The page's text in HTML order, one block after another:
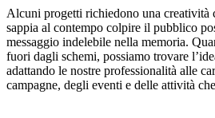
Alcuni progetti richiedono una creatività
sappia al contempo colpire il pubblico
messaggio indelebile nella memoria.
fuori dagli schemi, possiamo trovare
adattando le nostre professionalità alle
campagne, degli eventi e delle attività